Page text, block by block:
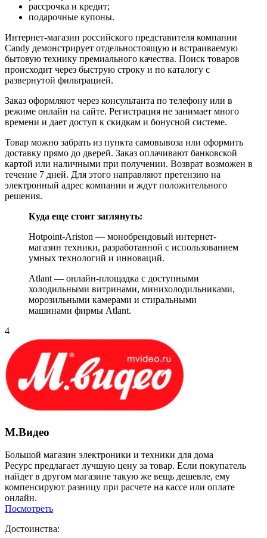
рассрочка и кредит;
подарочные купоны.
Интернет-магазин российского представителя компании
Candy демонстрирует отдельностоящую и встраиваемую
бытовую технику премиального качества. Поиск товаров
происходит через быструю строку и по каталогу с
развернутой фильтрацией.
Заказ оформляют через консультанта по телефону или в
режиме онлайн на сайте. Регистрация не занимает много
времени и дает доступ к скидкам и бонусной системе.
Товар можно забрать из пункта самовывоза или оформить
доставку прямо до дверей. Заказ оплачивают банковской
картой или наличными при получении. Возврат возможен в
течение 7 дней. Для этого направляют претензию на
электронный адрес компании и ждут положительного
решения.
Куда еще стоит заглянуть:
Hotpoint-Ariston — монобрендовый интернет-
магазин техники, разработанной с использованием
умных технологий и инноваций.
Atlant — онлайн-площадка с доступными
холодильными витринами, минихолодильниками,
морозильными камерами и стиральными
машинами фирмы Atlant.
4
М.Видео
Большой магазин электроники и техники для дома
Ресурс предлагает лучшую цену за товар. Если покупатель
найдет в другом магазине такую же вещь дешевле, ему
компенсируют разницу при расчете на кассе или оплате
онлайн.
Посмотреть
Достоинства: